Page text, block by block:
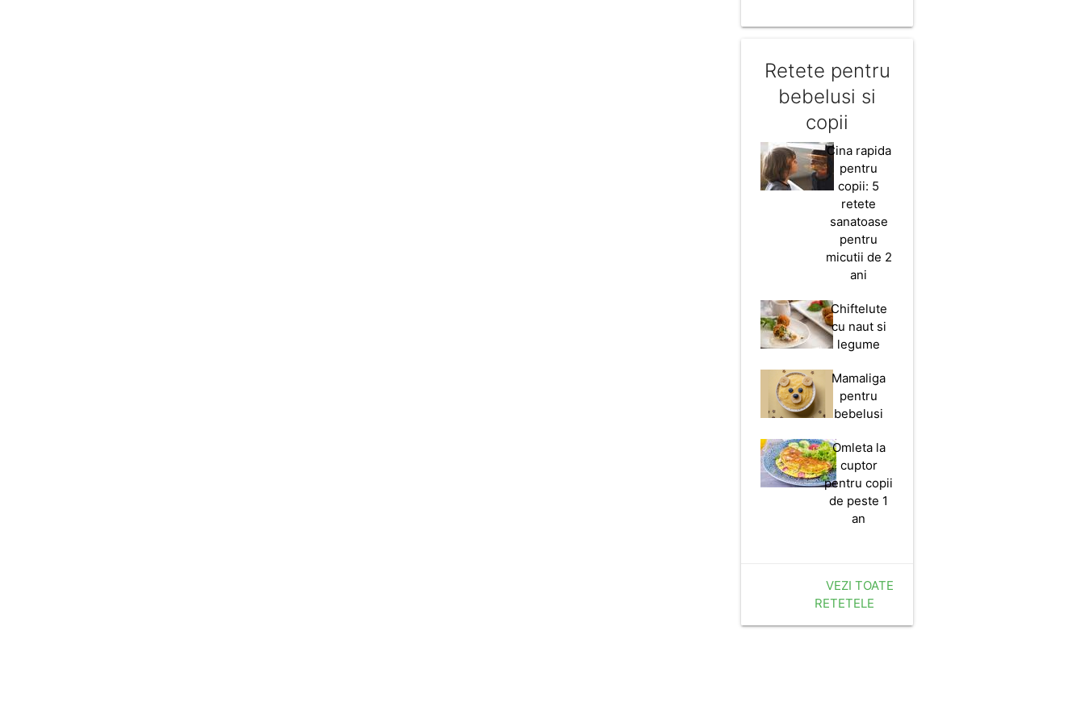
Retete pentru
bebelusi si
copii
Cina rapida
pentru
copii: 5
retete
sanatoase
pentru
micutii de 2
ani
Chiftelute
cu naut si
legume
Mamaliga
pentru
bebelusi
Omleta la
cuptor
pentru copii
de peste 1
an
VEZI TOATE
RETETELE